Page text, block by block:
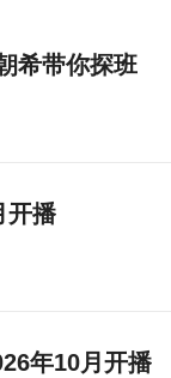
希带你探班
开播
年10月开播